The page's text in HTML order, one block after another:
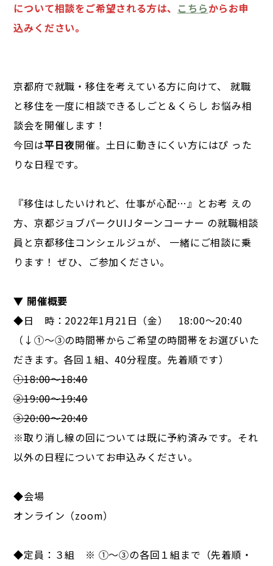
について相談をご希望される方は、 こちらからお申
込みください。
京都府で就職・移住を考えている⽅に向けて、 就職
と移住を⼀度に相談できるしごと＆くらし お悩み相
談会を開催します！
今回は平⽇夜開催。⼟⽇に動きにくい⽅にはぴ った
りな⽇程です。
『移住はしたいけれど、仕事が⼼配…』とお考 えの
⽅、京都ジョブパークUIJターンコーナー の就職相談
員と京都移住コンシェルジュが、 ⼀緒にご相談に乗
ります！ ぜひ、ご参加ください。
▼ 開催概要
◆日 時：2022年1月21日（金） 18:00～20:40
（↓①～③の時間帯からご希望の時間帯をお選びいた
だきます。各回１組、40分程度。先着順です）
①18:00～18:40
②19:00～19:40
③20:00～20:40
※取り消し線の回については既に予約済みです。それ
以外の日程についてお申込みください。
◆会場
オンライン（zoom）
◆定員：３組 ※ ①～③の各回１組まで（先着順・